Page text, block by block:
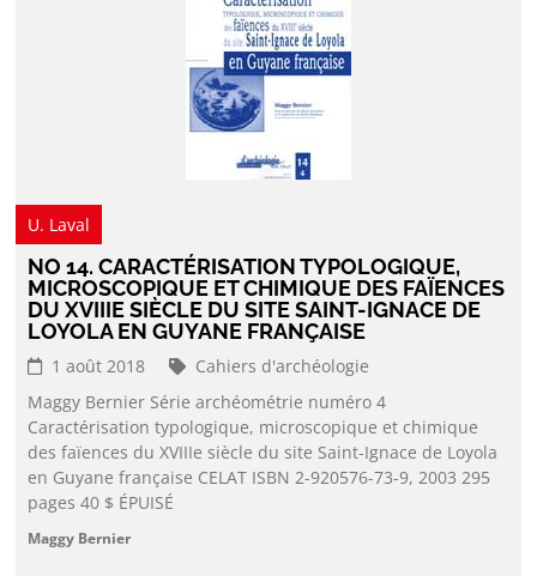
U. Laval
NO 14. CARACTÉRISATION TYPOLOGIQUE,
MICROSCOPIQUE ET CHIMIQUE DES FAÏENCES
DU XVIIIE SIÈCLE DU SITE SAINT-IGNACE DE
LOYOLA EN GUYANE FRANÇAISE
1 août 2018
Cahiers d'archéologie
Maggy Bernier Série archéométrie numéro 4
Caractérisation typologique, microscopique et chimique
des faïences du XVIIIe siècle du site Saint-Ignace de Loyola
en Guyane française CELAT ISBN 2-920576-73-9, 2003 295
pages 40 $ ÉPUISÉ
Maggy Bernier